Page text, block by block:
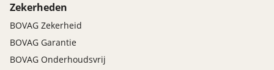
Zekerheden
BOVAG Zekerheid
BOVAG Garantie
BOVAG Onderhoudsvrij